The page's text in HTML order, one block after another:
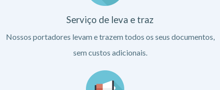
Serviço de leva e traz
Nossos portadores levam e trazem todos os seus documentos,
sem custos adicionais.